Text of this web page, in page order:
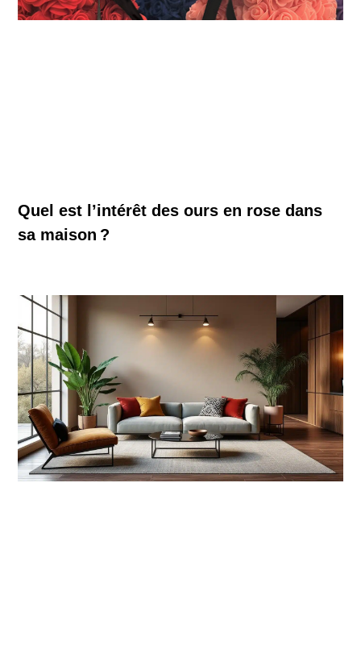
Quel est l’intérêt des ours en rose dans
sa maison ?